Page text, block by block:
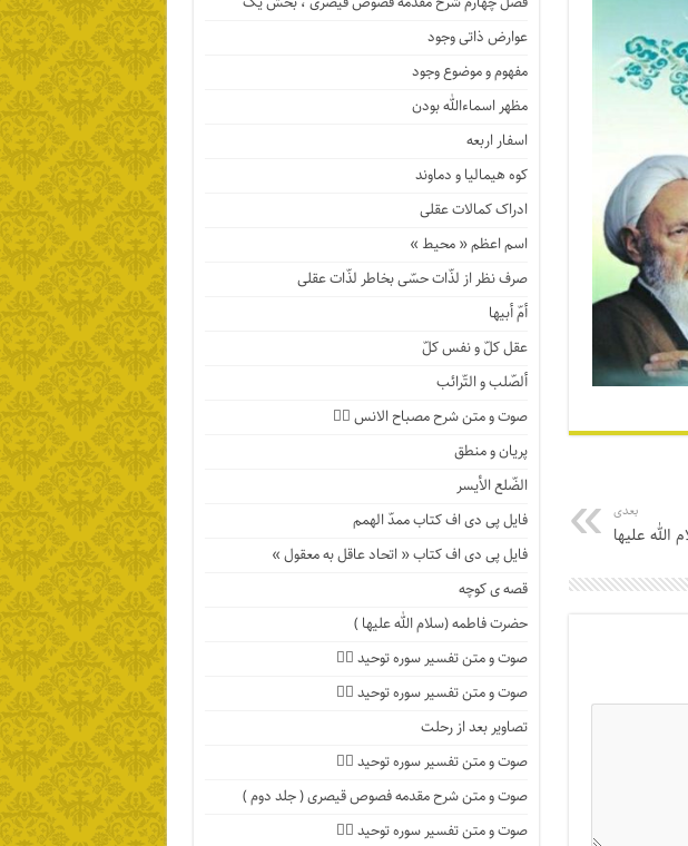
بعدی
علیها
عوارض ذاتی وجود
مفهوم و موضوع وجود
مظهر اسماءالله بودن
اسفار اربعه
کوه هیمالیا و دماوند
ادراک کمالات عقلی
اسم اعظم « محیط »
صرف نظر از لذّات حسّی بخاطر لذّات عقلی
أمّ أبیها
عقل کلّ و نفس کلّ
ألصّلب و التّرائب
صوت و متن شرح مصباح الانس ۹️⃣
پریان و منطق
الضّلع الأیسر
فایل پی دی اف کتاب ممدّ الهمم
فایل پی دی اف کتاب « اتحاد عاقل به معقول »
قصه ی کوچه
حضرت فاطمه (سلام الله علیها )
صوت و متن تفسیر سوره توحید ۴️⃣
صوت و متن تفسیر سوره توحید ۳️⃣
تصاویر بعد از رحلت
صوت و متن تفسیر سوره توحید ۲️⃣
صوت و متن شرح مقدمه فصوص قیصری ( جلد دوم )
صوت و متن تفسیر سوره توحید ۱️⃣